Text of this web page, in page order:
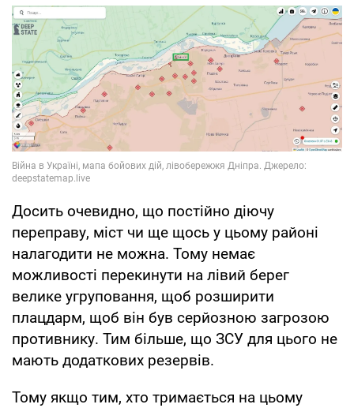
Досить очевидно, що постійно діючу
переправу, міст чи ще щось у цьому районі
налагодити не можна. Тому немає
можливості перекинути на лівий берег
велике угруповання, щоб розширити
плацдарм, щоб він був серйозною загрозою
противнику. Тим більше, що ЗСУ для цього не
мають додаткових резервів.
Тому якщо тим, хто тримається на цьому